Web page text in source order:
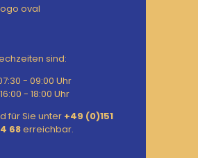
sind:
- 09:00 Uhr
- 18:00 Uhr
für Sie unter +49 (0)151
68erreichbar.